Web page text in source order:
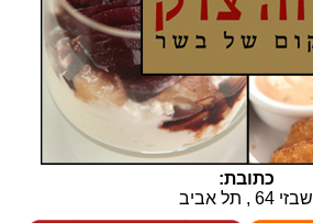
כתובת:
שבזי 64 , תל אביב